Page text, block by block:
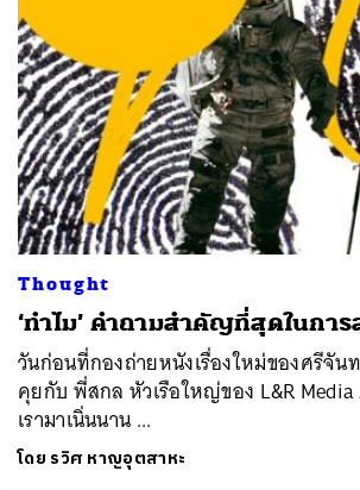
Thought
‘ทำไม’ คำถามสำคัญที่สุดในกา
วันก่อนที่กองถ่ายหนังเรื่องใหม่ของศรีจัน
คุยกับ พี่สกล หัวเรือใหญ่ของ L&R
เรามาเนิ่นนาน ...
โดย รวิศ หาญอุตสาหะ